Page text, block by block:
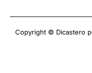
Copyright © Dicastero